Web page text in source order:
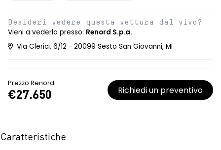
Desideri vedere questa vettura dal vivo?
Vieni a vederla presso: Renord S.p.a.
Via Clerici, 6/12 - 20099 Sesto San Giovanni, MI
Prezzo Renord
€27.650 Richiedi un preventivo
Caratteristiche